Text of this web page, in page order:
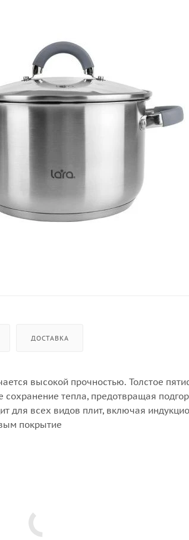
ДОСТАВКА
высокой прочностью. Толстое
тепла, предотвращая
для всех видов плит, включая
покрытие